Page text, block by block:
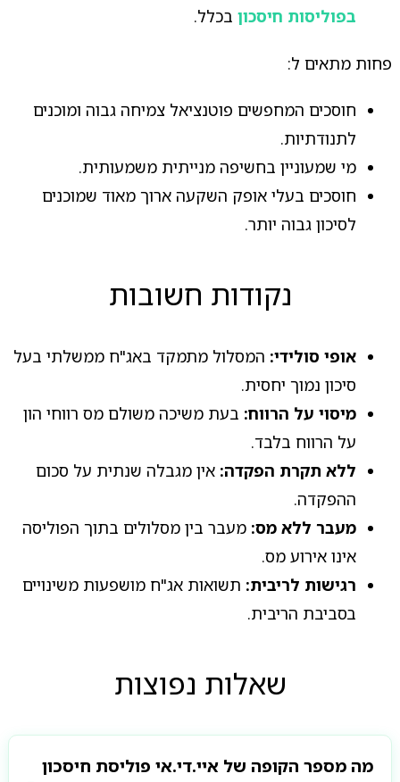
בפוליסות חיסכוןבכלל.
פחות מתאים ל:
חוסכים המחפשים פוטנציאל צמיחה גבוה ומוכנים
לתנודתיות.
מי שמעוניין בחשיפה מנייתית משמעותית.
חוסכים בעלי אופק השקעה ארוך מאוד שמוכנים
לסיכון גבוה יותר.
נקודות חשובות
אופי סולידי: המסלול מתמקד באג"ח ממשלתי בעל
סיכון נמוך יחסית.
מיסוי על הרווח: בעת משיכה משולם מס רווחי הון
על הרווח בלבד.
ללא תקרת הפקדה: אין מגבלה שנתית על סכום
ההפקדה.
מעבר ללא מס: מעבר בין מסלולים בתוך הפוליסה
אינו אירוע מס.
רגישות לריבית: תשואות אג"ח מושפעות משינויים
בסביבת הריבית.
שאלות נפוצות
מה מספר הקופה של איי.די.אי פוליסת חיסכון